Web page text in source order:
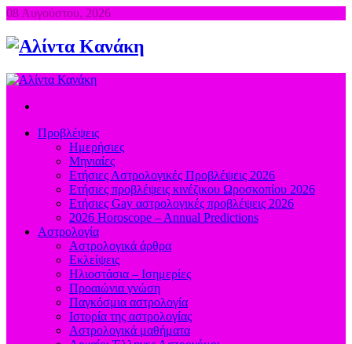
08 Αυγούστου, 2026
Προβλέψεις
Ημερήσιες
Μηνιαίες
Ετήσιες Αστρολογικές Προβλέψεις 2026
Ετήσιες προβλέψεις κινέζικου Ωροσκοπίου 2026
Ετήσιες Gay αστρολογικές προβλέψεις 2026
2026 Horoscope – Annual Predictions
Αστρολογία
Αστρολογικά άρθρα
Εκλείψεις
Ηλιοστάσια – Ισημερίες
Προαιώνια γνώση
Παγκόσμια αστρολογία
Ιστορία της αστρολογίας
Aστρολογικά μαθήματα